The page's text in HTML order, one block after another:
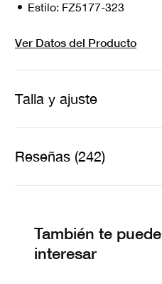
Estilo: FZ5177-323
Ver Datos del Producto
Talla y ajuste
Reseñas (242)
También te puede
interesar